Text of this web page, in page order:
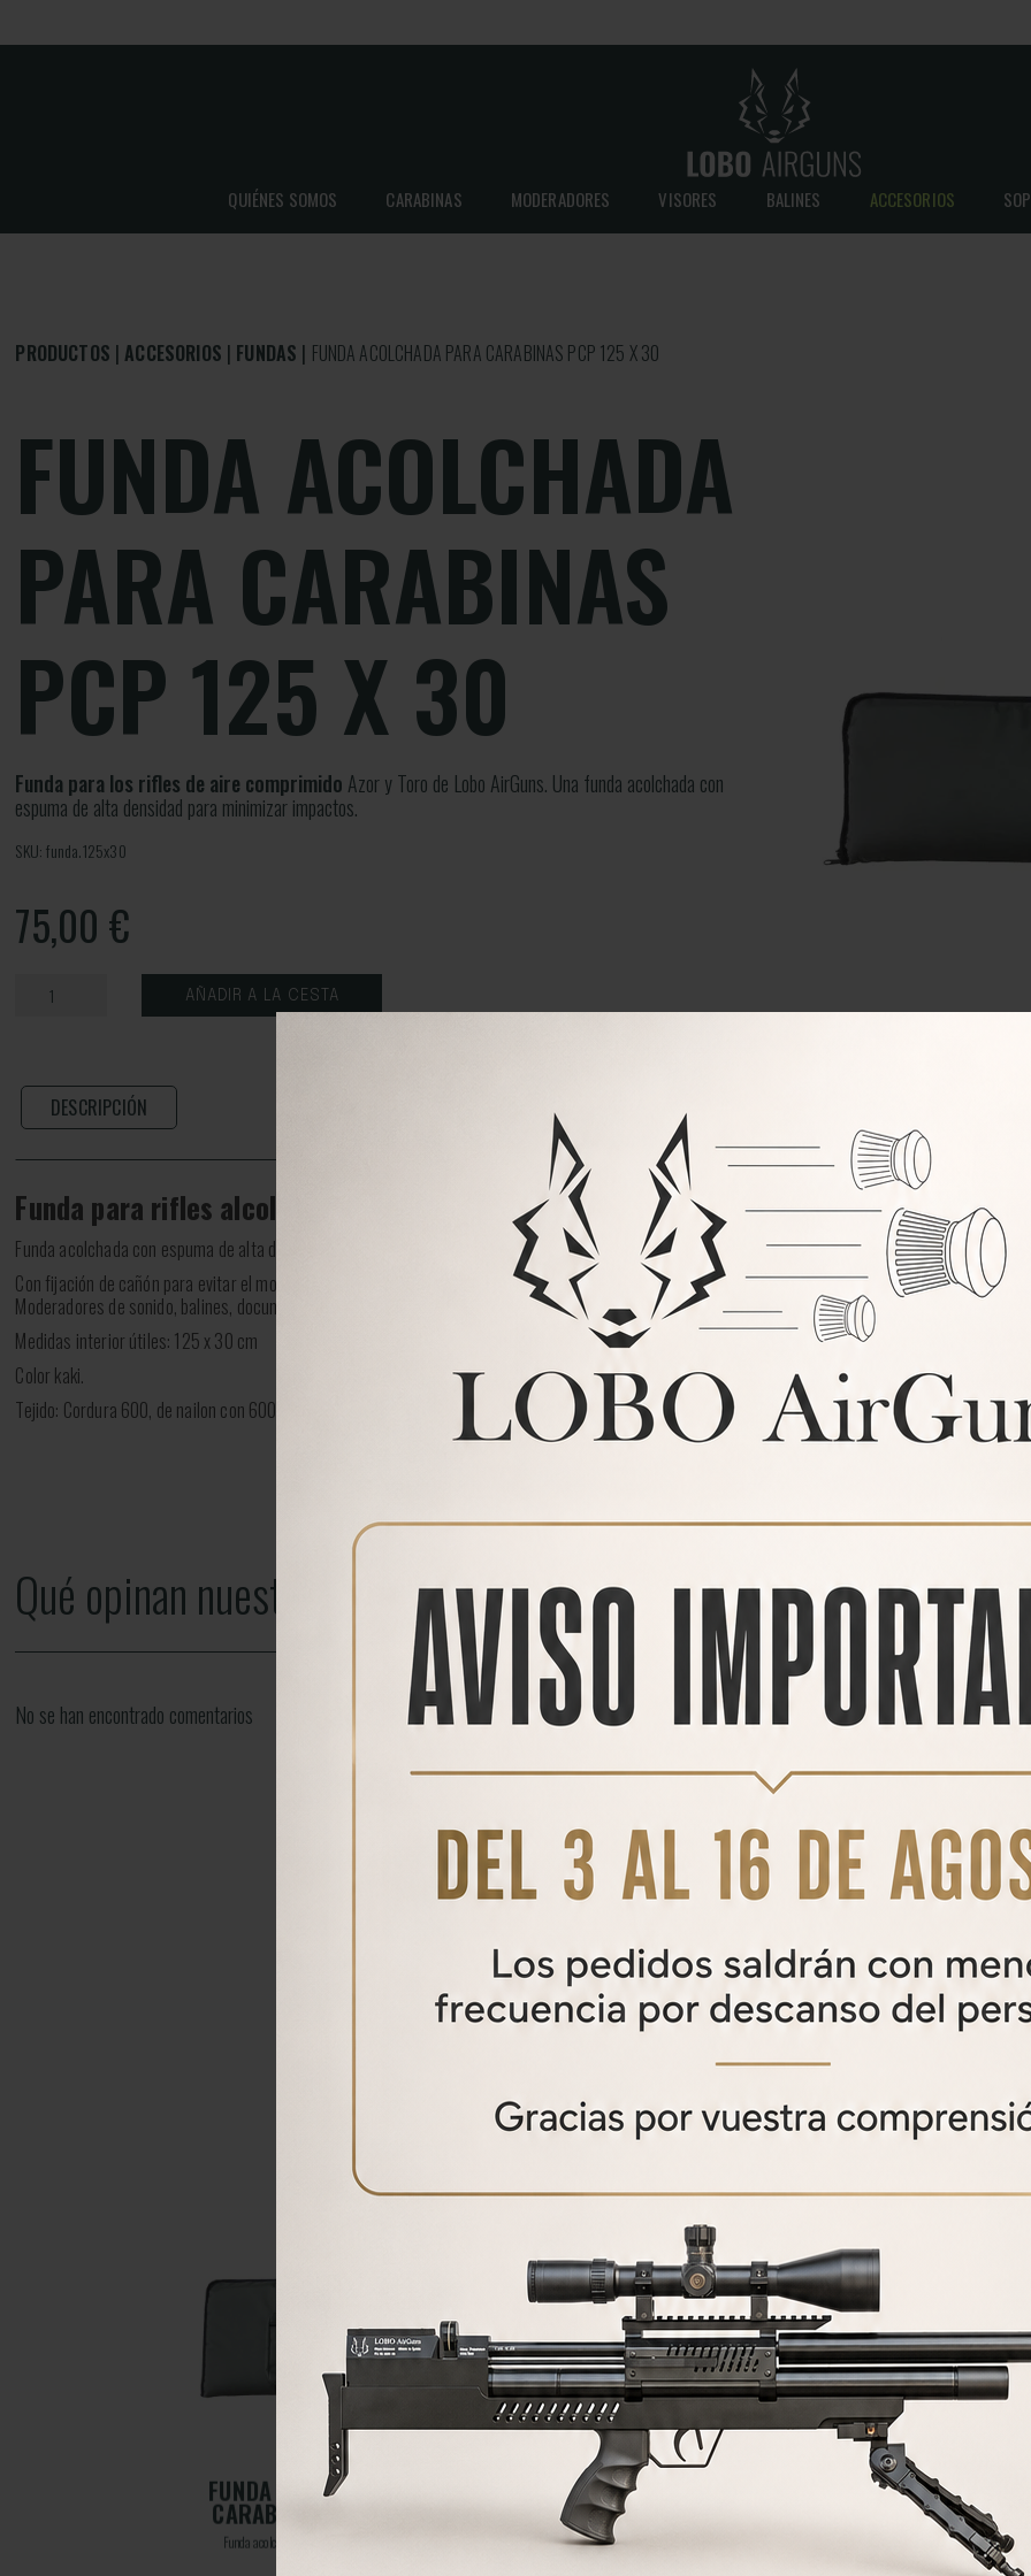
QUIÉNES SOMOS CARABINAS MODERADORES VISORES BALINES ACCESORIOS
PRODUCTOS ACCESORIOS FUNDAS FUNDA ACOLCHADA PARA CARABINAS PCP 125 X 30
FUNDA ACOLCHADA
PARA CARABINAS
PCP 125 X 30
Funda para los rifles de aire comprimido Azor y Toro de Lobo AirGuns. Una funda acolchada con
espuma de alta densidad para minimizar impactos.
SKU: funda.125x30
75,00 €
AÑADIR A LA CESTA
DESCRIPCIÓN
Funda para rifles alcolchada
Funda acolchada con espuma de alta densidad para minimizar impactos.
Con fijación de cañón para evitar el movimiento del rifle en su interior, y con bolsillo para el transporte de
Moderadores de sonido, balines, documentación, etc.
Medidas interior útiles: 125 x 30 cm
Color kaki.
Tejido: Cordura 600, de nailon con 600 punzadas por centímetro cuadrado.
Qué opinan nuestros clientes
No se han encontrado comentarios
PRODUCTOS
RELACIONADOS
ACOLCHADA PARA
PCP 85 X 40
FUNDA TÁCTICA PARA
CARABINAS PCP 120 CM
Funda táctica para carabinas PCP 120 cm
FUNDA
Funda acolchada para